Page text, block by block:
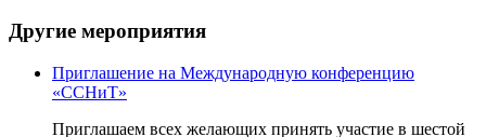
Другие мероприятия
Приглашение на Международную конференцию
«ССНиТ»
Приглашаем всех желающих принять участие в шестой